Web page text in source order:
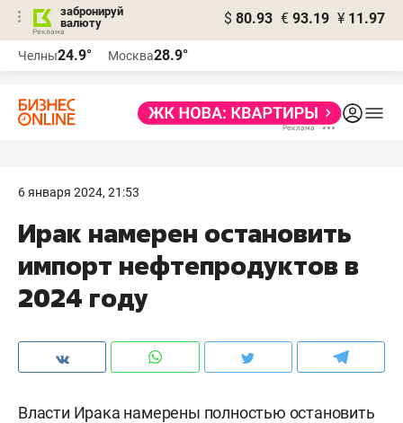
забронируй
валюту
$ 80.93 € 93.19 ¥ 11.97
Челны24.9° Москва28.9°
6 января 2024, 21:53
Ирак намерен остановить
импорт нефтепродуктов в
2024 году
Власти Ирака намерены полностью остановить